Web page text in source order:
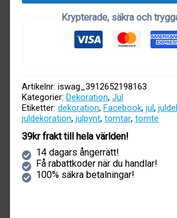
Krypterade, säkra och
Artikelnr: iswag_3912652198163
Kategorier: Dekoration, Jul
Etiketter: dekoration, Facebook, jul,
juldekoration, julpynt, tomtar, tomte
39kr frakt till hela världen!
14 dagars ångerrätt!
Få rabattkoder när du handlar!
100% säkra betalningar!